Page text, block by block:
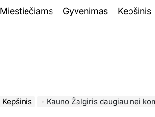
Miestiečiams Gyvenimas Kepšinis
Kepšinis Kauno Žalgiris daugiau nei